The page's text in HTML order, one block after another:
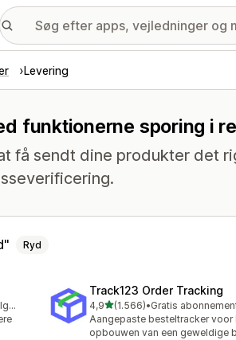
Levering
funktionerne sporing i
få sendt dine produkter det
Ryd
Gratis abonnement tilgængeligt
Track123 Order Tracking
4,9ud af 5 stjerner
(1.566)
1566 anmeldelser i alt
•
Aangepaste besteltracker voor
opbouwen van een geweldige b